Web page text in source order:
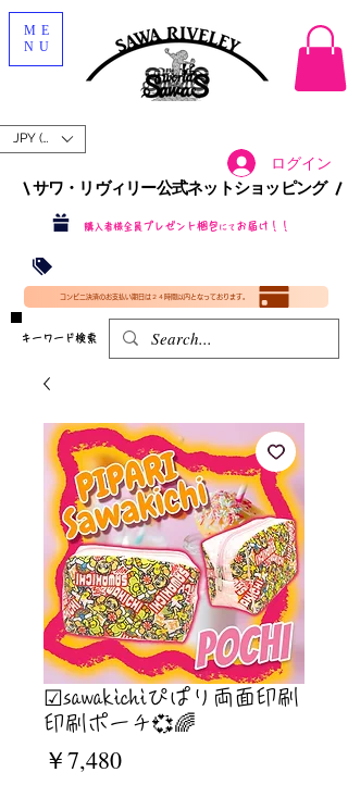
JPY (¥)
ログイン
\ サワ・リヴィリー公式ネットショッピング /​
購入者様全員 プレゼント梱包 にて お届け！！
​(35000円（税込）未満のご購入は全国送料890円（沖縄・北海道除く）（梱包手数料込み）
コンビニ決済のお支払い期日は２４時間以内となっております。
​キーワード検索
ME
NU
☑︎sawakichiぴぱり両面印刷
印刷ポーチ💞🌈
￥7,480価